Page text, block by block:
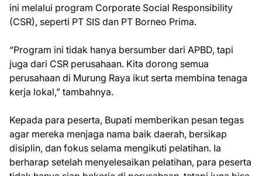
ini melalui program Corporate Social Responsibility
(CSR), seperti PT SIS dan PT Borneo Prima.
“Program ini tidak hanya bersumber dari APBD, tapi
juga dari CSR perusahaan. Kita dorong semua
perusahaan di Murung Raya ikut serta membina tenaga
kerja lokal,” tambahnya.
Kepada para peserta, Bupati memberikan pesan tegas
agar mereka menjaga nama baik daerah, bersikap
disiplin, dan fokus selama mengikuti pelatihan. Ia
berharap setelah menyelesaikan pelatihan, para peserta